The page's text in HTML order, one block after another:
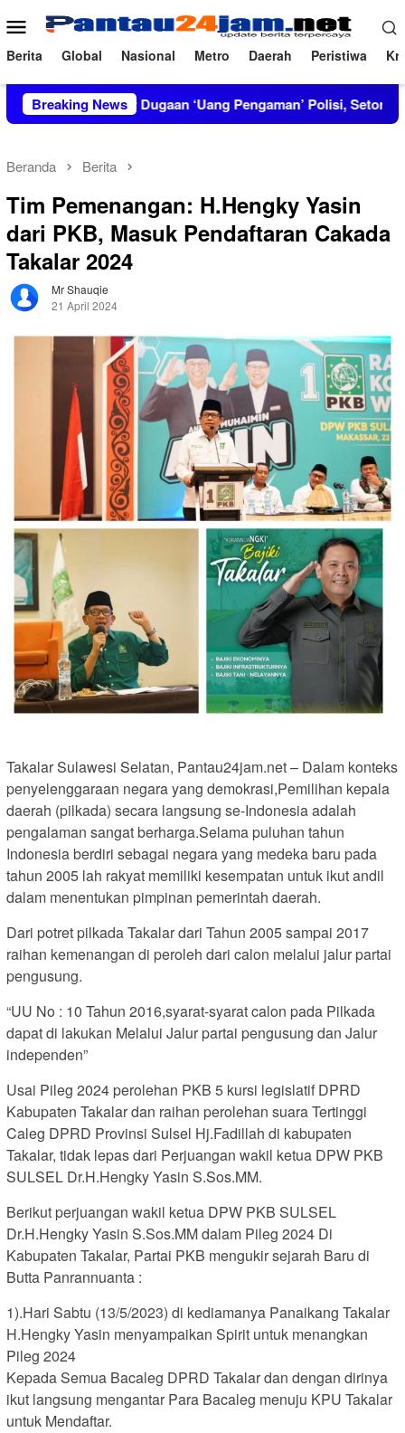
ke
konten
Menu
Mobile
Berita Global Nasional Metro Daerah Peristiwa
Breaking News
Bongkar Dugaan ‘Uang Pengaman’ Polisi, Setor Rp2,5 Juta
Beranda Berita
Tim Pemenangan: H.Hengky Yasin
dari PKB, Masuk Pendaftaran Cakada
Takalar 2024
Mr Shauqie
21 April 2024
Takalar Sulawesi Selatan, Pantau24jam.net – Dalam konteks
penyelenggaraan negara yang demokrasi,Pemilihan kepala
daerah (pilkada) secara langsung se-Indonesia adalah
pengalaman sangat berharga.Selama puluhan tahun
Indonesia berdiri sebagai negara yang medeka baru pada
tahun 2005 lah rakyat memiliki kesempatan untuk ikut andil
dalam menentukan pimpinan pemerintah daerah.
Dari potret pilkada Takalar dari Tahun 2005 sampai 2017
raihan kemenangan di peroleh dari calon melalui jalur partai
pengusung.
“UU No : 10 Tahun 2016,syarat-syarat calon pada Pilkada
dapat di lakukan Melalui Jalur partai pengusung dan Jalur
independen”
Usai Pileg 2024 perolehan PKB 5 kursi legislatif DPRD
Kabupaten Takalar dan raihan perolehan suara Tertinggi
Caleg DPRD Provinsi Sulsel Hj.Fadillah di kabupaten
Takalar, tidak lepas dari Perjuangan wakil ketua DPW PKB
SULSEL Dr.H.Hengky Yasin S.Sos.MM.
Berikut perjuangan wakil ketua DPW PKB SULSEL
Dr.H.Hengky Yasin S.Sos.MM dalam Pileg 2024 Di
Kabupaten Takalar, Partai PKB mengukir sejarah Baru di
Butta Panrannuanta :
1).Hari Sabtu (13/5/2023) di kediamanya Panaikang Takalar
H.Hengky Yasin menyampaikan Spirit untuk menangkan
Pileg 2024
Kepada Semua Bacaleg DPRD Takalar dan dengan dirinya
ikut langsung mengantar Para Bacaleg menuju KPU Takalar
untuk Mendaftar.